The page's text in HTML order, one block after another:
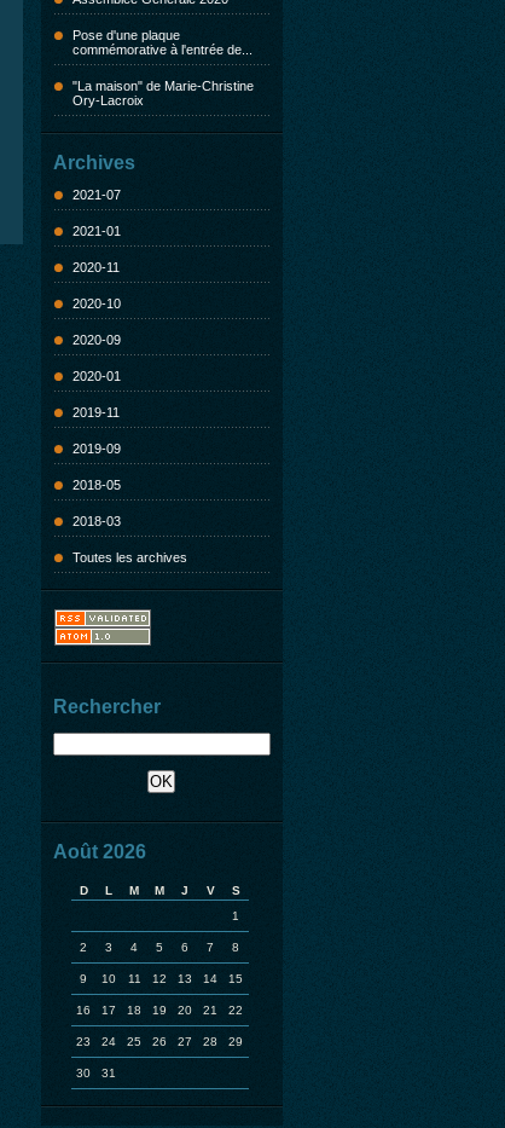
Pose d'une plaque
commémorative à l'entrée de...
"La maison" de Marie-Christine
Ory-Lacroix
Archives
2021-07
2021-01
2020-11
2020-10
2020-09
2020-01
2019-11
2019-09
2018-05
2018-03
Toutes les archives
Rechercher
Août 2026
D L M M J V
S
1
2 3 4 5 6 7 8
9 10 11 12 13 14 15
16 17 18 19 20 21 22
23 24 25 26 27 28 29
30 31